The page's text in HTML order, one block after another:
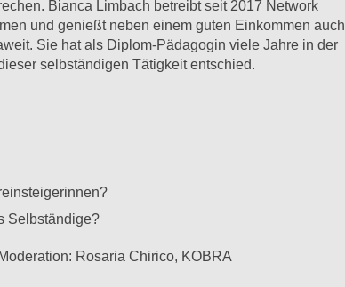
Bianca Limbach betreibt seit 2017 Network
und genießt neben einem guten Einkommen auch
Sie hat als Diplom-Pädagogin viele Jahre in der
selbständigen Tätigkeit entschied.
Selbständige?
Moderation: Rosaria Chirico, KOBRA